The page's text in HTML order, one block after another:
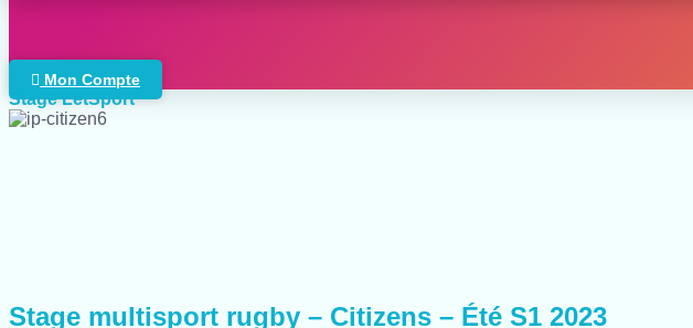
Mon Compte
Stage LetSport
Stage multisport rugby – Citizens – Été S1 2023